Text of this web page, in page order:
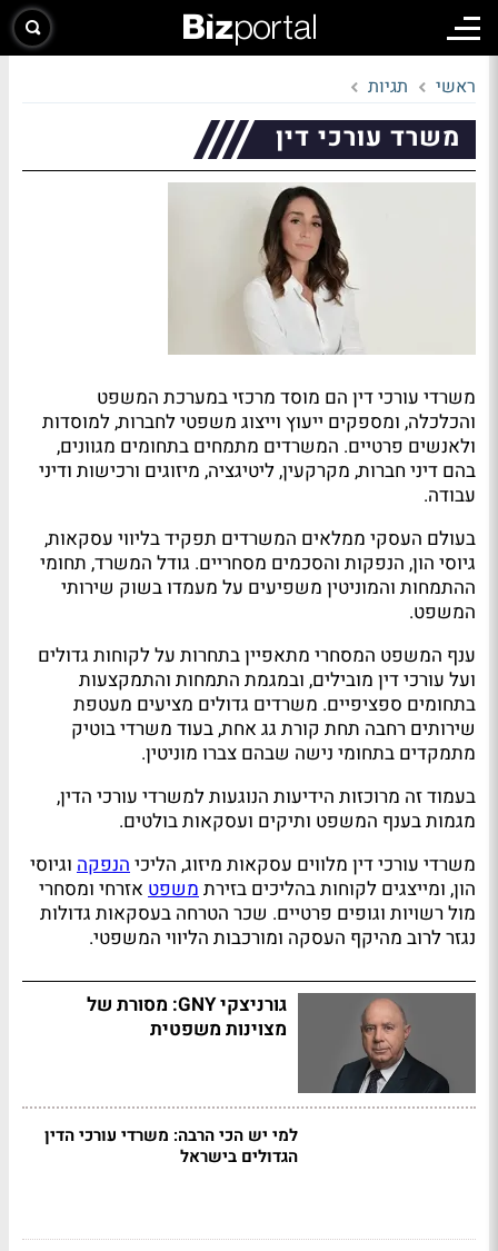
ראשי תגיות
משרד עורכי דין
משרדי עורכי דין הם מוסד מרכזי במערכת המשפט
והכלכלה, ומספקים ייעוץ וייצוג משפטי לחברות, למוסדות
ולאנשים פרטיים. המשרדים מתמחים בתחומים מגוונים,
בהם דיני חברות, מקרקעין, ליטיגציה, מיזוגים ורכישות ודיני
עבודה.
בעולם העסקי ממלאים המשרדים תפקיד בליווי עסקאות,
גיוסי הון, הנפקות והסכמים מסחריים. גודל המשרד, תחומי
ההתמחות והמוניטין משפיעים על מעמדו בשוק שירותי
המשפט.
ענף המשפט המסחרי מתאפיין בתחרות על לקוחות גדולים
ועל עורכי דין מובילים, ובמגמת התמחות והתמקצעות
בתחומים ספציפיים. משרדים גדולים מציעים מעטפת
שירותים רחבה תחת קורת גג אחת, בעוד משרדי בוטיק
מתמקדים בתחומי נישה שבהם צברו מוניטין.
בעמוד זה מרוכזות הידיעות הנוגעות למשרדי עורכי הדין,
מגמות בענף המשפט ותיקים ועסקאות בולטים.
משרדי עורכי דין מלווים עסקאות מיזוג, הליכיהנפקה וגיוסי
הון, ומייצגים לקוחות בהליכים בזירתמשפט אזרחי ומסחרי
מול רשויות וגופים פרטיים. שכר הטרחה בעסקאות גדולות
נגזר לרוב מהיקף העסקה ומורכבות הליווי המשפטי.
גורניצקי GNY: מסורת של
מצוינות משפטית
למי יש הכי הרבה: משרדי עורכי הדין
הגדולים בישראל